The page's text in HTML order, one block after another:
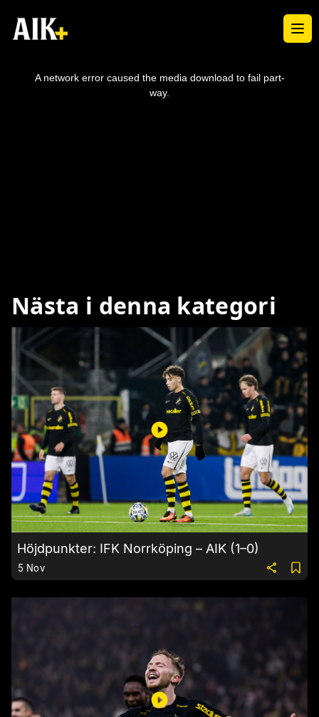
A network error caused the media download to fail part-
way.
Nästa i denna kategori
Höjdpunkter: IFK Norrköping – AIK (1–0)
5 Nov